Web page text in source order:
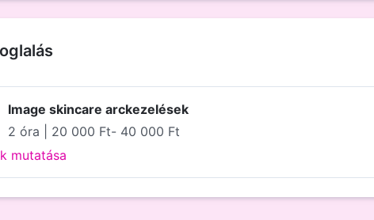
Image skincare arckezelések
2 óra | 20 000 Ft- 40 000 Ft
mutatása